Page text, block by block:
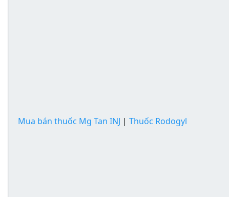
Mua bán thuốc Mg Tan INJ | Thuốc Rodogyl